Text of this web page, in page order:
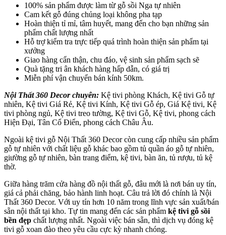
100% sản phẩm được làm từ gỗ sồi Nga tự nhiên
Cam kết gỗ đúng chủng loại không pha tạp
Hoàn thiện tỉ mỉ, tâm huyết, mang đến cho bạn những sản
phẩm chất lượng nhất
Hỗ trợ kiểm tra trực tiếp quá trình hoàn thiện sản phẩm tại
xưởng
Giao hàng cẩn thận, chu đáo, vệ sinh sản phẩm sạch sẽ
Quà tặng tri ân khách hàng hấp dẫn, có giá trị
Miễn phí vận chuyển bán kính 50km.
Nội Thất 360 Decor chuyên: Kệ tivi phòng Khách, Kệ tivi Gỗ tự
nhiên, Kệ tivi Giá Rẻ, Kệ tivi Kính, Kệ tivi Gỗ ép, Giá Kệ tivi, Kệ
tivi phòng ngủ, Kệ tivi treo tường, Kệ tivi Gỗ, Kệ tivi, phong cách
Hiện Đại, Tân Cổ Điển, phong cách Châu Âu.
Ngoài kệ tivi gỗ Nội Thất 360 Decor còn cung cấp nhiều sản phẩm
gỗ tự nhiên với chất liệu gỗ khác bao gồm tủ quần áo gỗ tự nhiên,
giường gỗ tự nhiên, bàn trang điểm, kệ tivi, bàn ăn, tủ rượu, tủ kệ
thờ.
Giữa hàng trăm cửa hàng đồ nội thất gỗ, đâu mới là nơi bán uy tín,
giá cả phải chăng, bảo hành linh hoạt. Câu trả lời đó chính là Nội
Thất 360 Decor. Với uy tín hơn 10 năm trong lĩnh vực sản xuất/bán
sẵn nội thất tại kho. Tự tin mang đến các sản phẩm kệ tivi gỗ sồi
bền đẹp chất lượng nhất. Ngoài việc bán sẵn, thì dịch vụ đóng kệ
tivi gỗ xoan đào theo yêu cầu cực kỳ nhanh chóng.